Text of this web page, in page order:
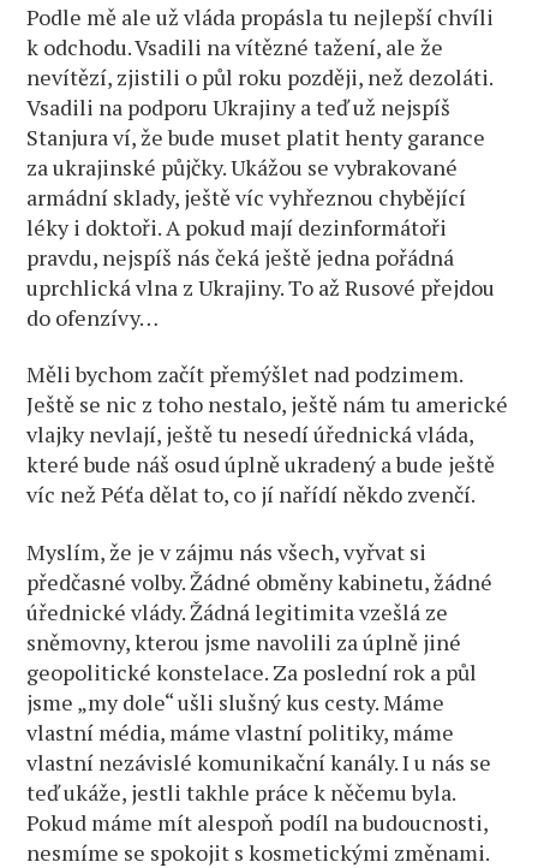
Podle mě ale už vláda propásla tu nejlepší chvíli
k odchodu. Vsadili na vítězné tažení, ale že
nevítězí, zjistili o půl roku později, než dezoláti.
Vsadili na podporu Ukrajiny a teď už nejspíš
Stanjura ví, že bude muset platit henty garance
za ukrajinské půjčky. Ukážou se vybrakované
armádní sklady, ještě víc vyhřeznou chybějící
léky i doktoři. A pokud mají dezinformátoři
pravdu, nejspíš nás čeká ještě jedna pořádná
uprchlická vlna z Ukrajiny. To až Rusové přejdou
do ofenzívy…
Měli bychom začít přemýšlet nad podzimem.
Ještě se nic z toho nestalo, ještě nám tu americké
vlajky nevlají, ještě tu nesedí úřednická vláda,
které bude náš osud úplně ukradený a bude ještě
víc než Péťa dělat to, co jí nařídí někdo zvenčí.
Myslím, že je v zájmu nás všech, vyřvat si
předčasné volby. Žádné obměny kabinetu, žádné
úřednické vlády. Žádná legitimita vzešlá ze
sněmovny, kterou jsme navolili za úplně jiné
geopolitické konstelace. Za poslední rok a půl
jsme „my dole“ ušli slušný kus cesty. Máme
vlastní média, máme vlastní politiky, máme
vlastní nezávislé komunikační kanály. I u nás se
teď ukáže, jestli takhle práce k něčemu byla.
Pokud máme mít alespoň podíl na budoucnosti,
nesmíme se spokojit s kosmetickými změnami.